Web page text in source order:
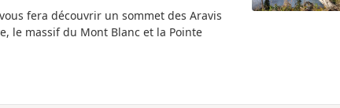
fera découvrir un sommet des Aravis
le massif du Mont Blanc et la Pointe